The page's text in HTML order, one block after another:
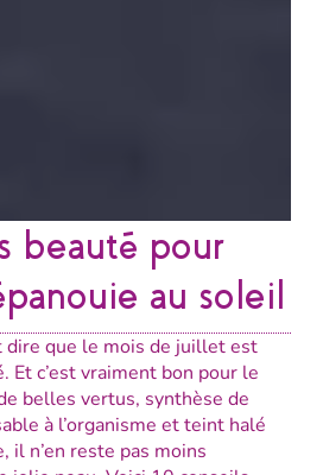
beauté pour
au soleil
dire que le mois de juillet est
c’est vraiment bon pour le
belles vertus, synthèse de
à l’organisme et teint halé
il n’en reste pas moins